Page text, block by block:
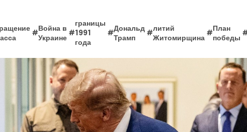
#
Война в
Украине
#
границы
1991
года
#
Дональд
Трамп
#
литий
Житомирщина
#
План
победы